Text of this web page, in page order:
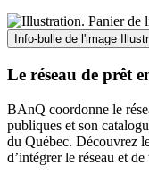
Info-bulle de l'image
Le réseau de prêt
BAnQ coordonne le
publiques et son
du Québec. Découvrez
d’intégrer le réseau et